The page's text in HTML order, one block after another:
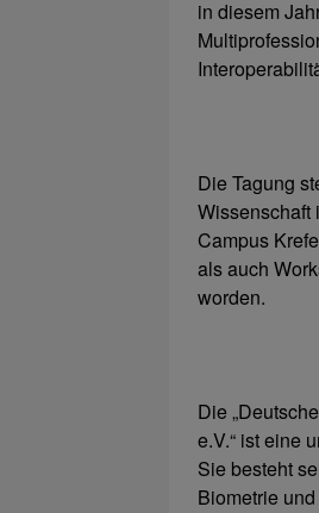
in diesem
Die Tagung
Wissenschaft
Campus
als auch
worden.
Die
e.V.“ ist eine
Sie besteht
Biometrie